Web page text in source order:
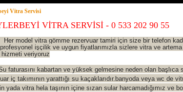
Vitra Servisi
VİTRA SERVİSİ - 0 533 202 90 55
vitra gömme rezervuar tamiri için size bir telefon
işçilik ve uygun fiyatlarımızla sizlere vitra ve artema
veriyoruz
faturasını kabartan ve yüksek gelmesine neden olan başlıca
iç takımının yarattığı su kaçaklarıdır.banyoda veya wc de
yada vitra hela taşının içine sızan sular harcamadığımız ve